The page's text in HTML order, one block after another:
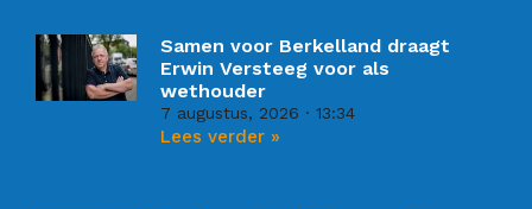
Samen voor Berkelland draagt
Erwin Versteeg voor als
wethouder
7 augustus, 2026 13:34
Lees verder »